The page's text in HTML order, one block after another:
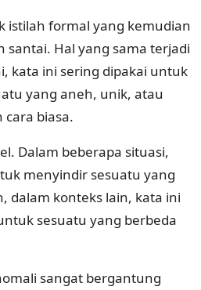
istilah formal yang kemudian
santai. Hal yang sama terjadi
kata ini sering dipakai untuk
yang aneh, unik, atau
cara biasa.
Dalam beberapa situasi,
menyindir sesuatu yang
dalam konteks lain, kata ini
sesuatu yang berbeda
sangat bergantung